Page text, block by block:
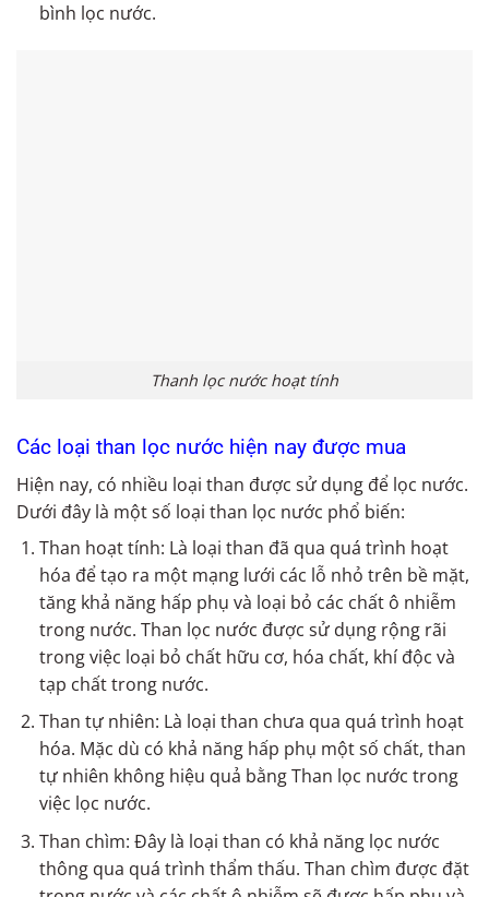
bình lọc nước.
Thanh lọc nước hoạt tính
Các loại than lọc nước hiện nay được mua
Hiện nay, có nhiều loại than được sử dụng để lọc nước.
Dưới đây là một số loại than lọc nước phổ biến:
Than hoạt tính: Là loại than đã qua quá trình hoạt
hóa để tạo ra một mạng lưới các lỗ nhỏ trên bề mặt,
tăng khả năng hấp phụ và loại bỏ các chất ô nhiễm
trong nước. Than lọc nước được sử dụng rộng rãi
trong việc loại bỏ chất hữu cơ, hóa chất, khí độc và
tạp chất trong nước.
Than tự nhiên: Là loại than chưa qua quá trình hoạt
hóa. Mặc dù có khả năng hấp phụ một số chất, than
tự nhiên không hiệu quả bằng Than lọc nước trong
việc lọc nước.
Than chìm: Đây là loại than có khả năng lọc nước
thông qua quá trình thẩm thấu. Than chìm được đặt